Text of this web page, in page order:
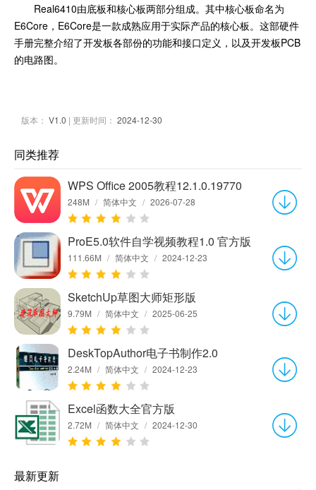
Real6410由底板和核心板两部分组成。其中核心板命名为
E6Core，E6Core是一款成熟应用于实际产品的核心板。这部硬件
手册完整介绍了开发板各部份的功能和接口定义，以及开发板PCB
的电路图。
版本： V1.0 | 更新时间： 2024-12-30
同类推荐
WPS Office 2005教程12.1.0.19770
248M / 简体中文 / 2026-07-28
ProE5.0软件自学视频教程1.0 官方版
111.66M / 简体中文 / 2024-12-23
SketchUp草图大师矩形版
9.79M / 简体中文 / 2025-06-25
DeskTopAuthor电子书制作2.0
2.24M / 简体中文 / 2024-12-23
Excel函数大全官方版
2.72M / 简体中文 / 2024-12-30
最新更新